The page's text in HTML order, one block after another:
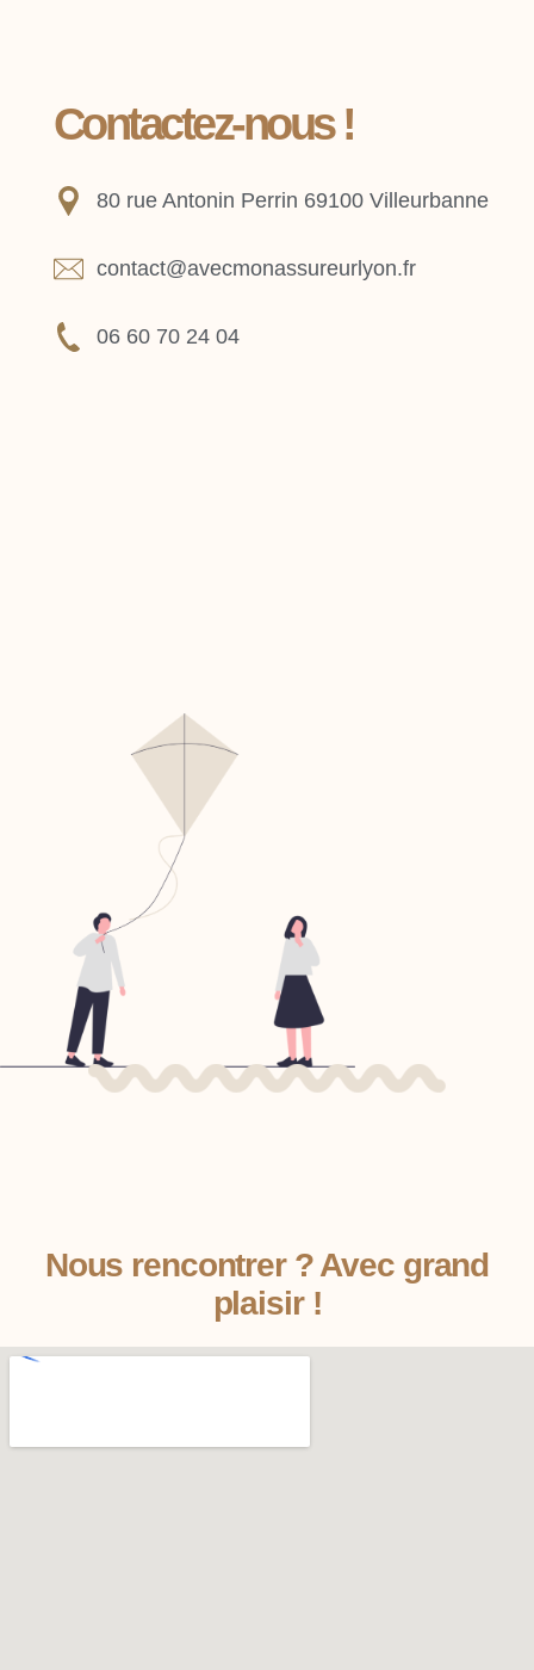
Contactez-nous !
80 rue Antonin Perrin 69100 Villeurbanne
contact@avecmonassureurlyon.fr
06 60 70 24 04
Nous rencontrer ? Avec grand
plaisir !